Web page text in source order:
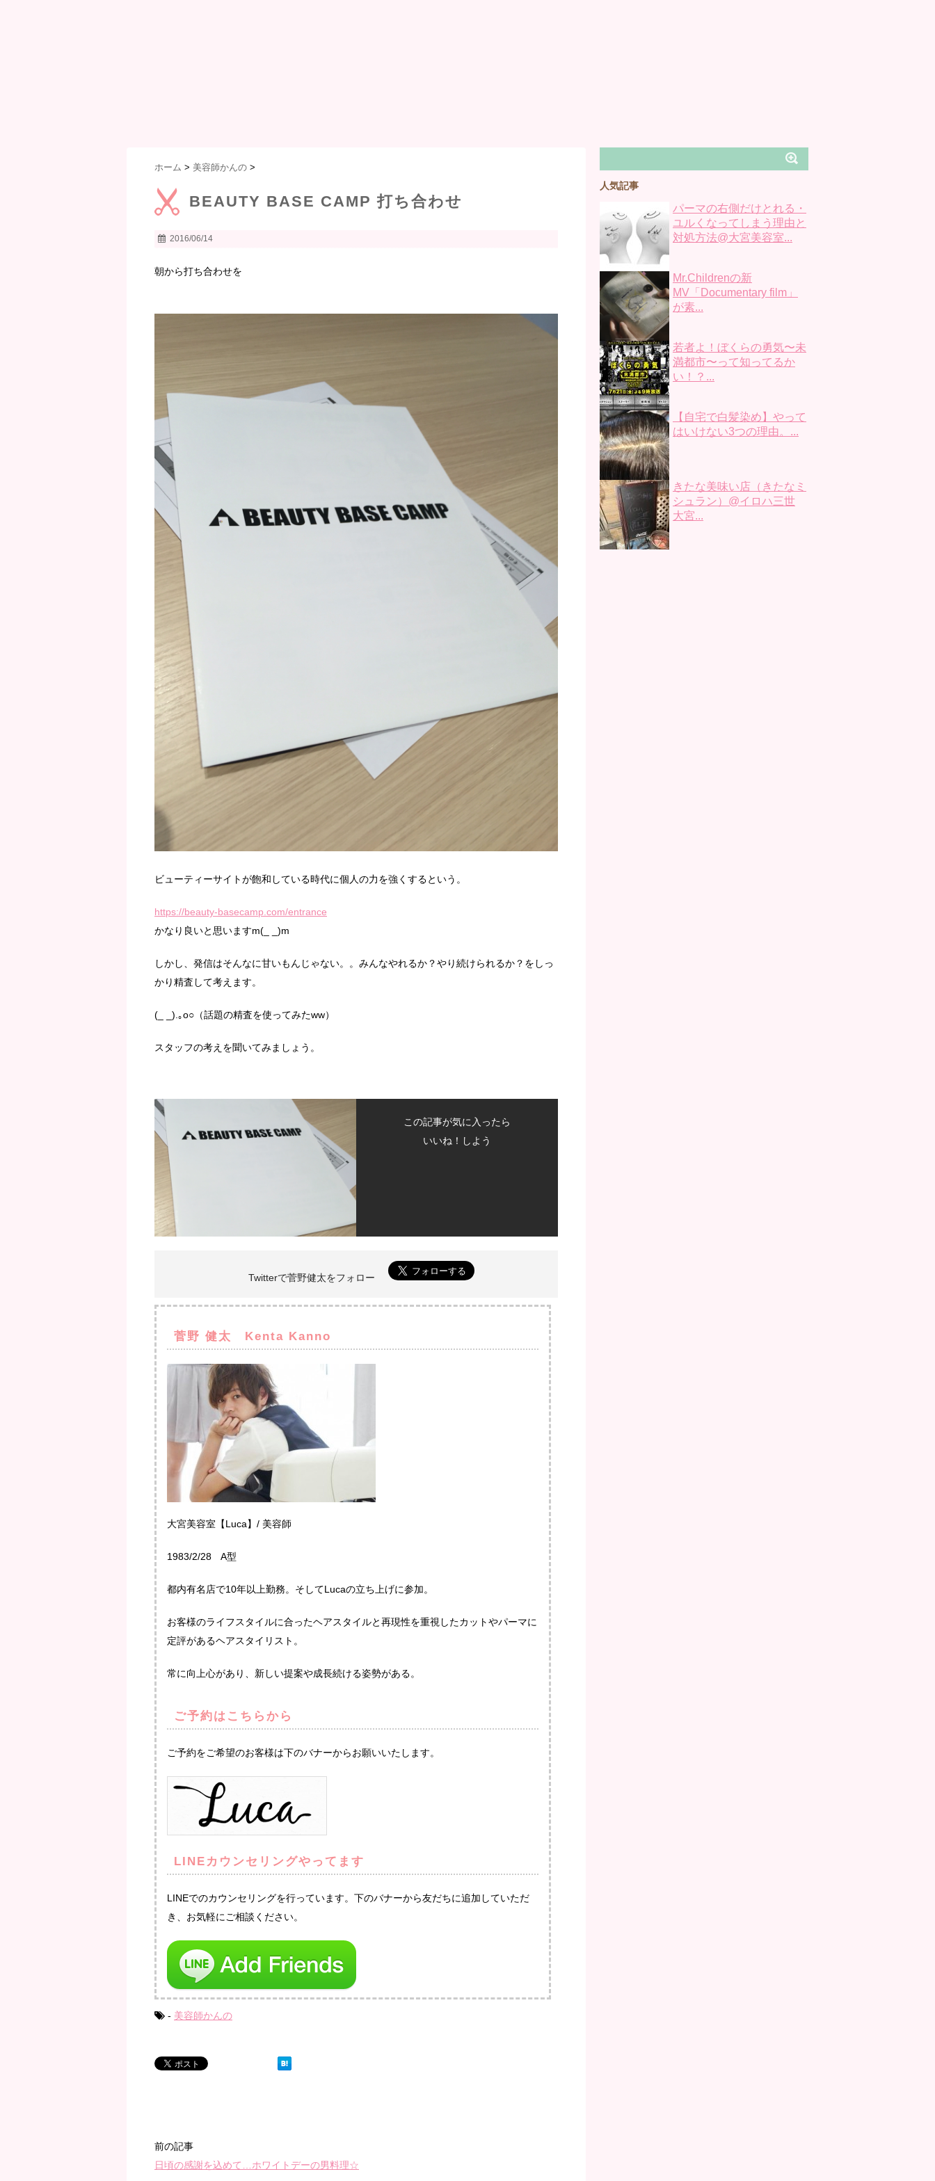
ホーム > 美容師かんの >
BEAUTY BASE CAMP 打ち合わせ
2016/06/14
朝から打ち合わせを
ビューティーサイトが飽和している時代に個人の力を強くするという。
https://beauty-basecamp.com/entrance
かなり良いと思いますm(_ _)m
しかし、発信はそんなに甘いもんじゃない。。みんなやれるか？やり続けられるか？をしっ
かり精査して考えます。
(_ _).｡o○（話題の精査を使ってみたww）
スタッフの考えを聞いてみましょう。
この記事が気に入ったら
いいね！しよう
Twitterで菅野健太をフォロー
菅野 健太 Kenta Kanno
大宮美容室【Luca】/ 美容師
1983/2/28 A型
都内有名店で10年以上勤務。そしてLucaの立ち上げに参加。
お客様のライフスタイルに合ったヘアスタイルと再現性を重視したカットやパーマに
定評があるヘアスタイリスト。
常に向上心があり、新しい提案や成長続ける姿勢がある。
ご予約はこちらから
ご予約をご希望のお客様は下のバナーからお願いいたします。
LINEカウンセリングやってます
LINEでのカウンセリングを行っています。下のバナーから友だちに追加していただ
き、お気軽にご相談ください。
- 美容師かんの
前の記事
日頃の感謝を込めて…ホワイトデーの男料理☆
人気記事
パーマの右側だけとれる・
ユルくなってしまう理由と
対処方法@大宮美容室...
Mr.Childrenの新
MV「Documentary film」
が素...
若者よ！ぼくらの勇気〜未
満都市〜って知ってるか
い！？...
【自宅で白髪染め】やって
はいけない3つの理由。...
きたな美味い店（きたなミ
シュラン）@イロハ三世
大宮...